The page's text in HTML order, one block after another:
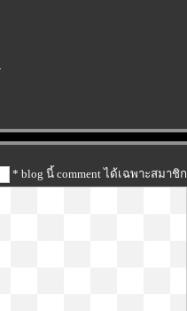
* blog นี้ comment ได้เฉพาะสมาชิก